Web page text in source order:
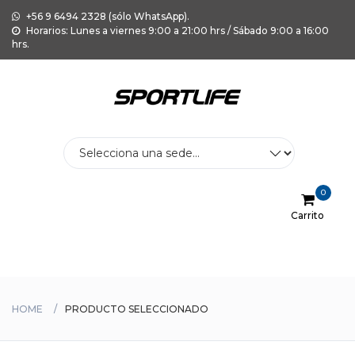
+56 9 6494 2328 (sólo WhatsApp).
Horarios: Lunes a viernes 9:00 a 21:00 hrs / Sábado 9:00 a 16:00
hrs.
Carrito
0
HOME PRODUCTO SELECCIONADO